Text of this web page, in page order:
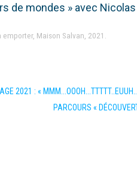
de mondes » avec
emporter, Maison Salvan, 2021.
2021 : «
PARCOURS «